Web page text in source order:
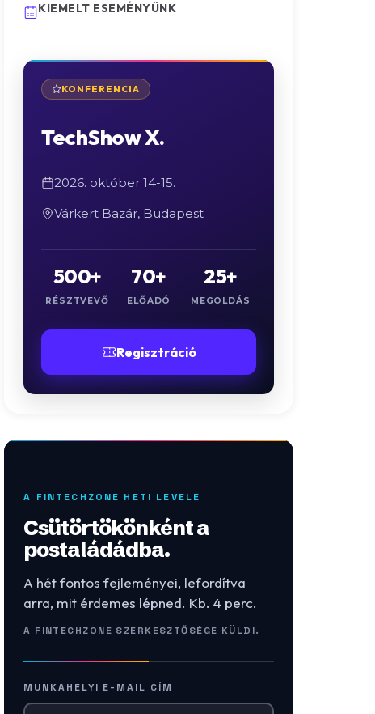
KIEMELT ESEMÉNYÜNK
KONFERENCIA
TechShow X.
2026. október 14-15.
Várkert Bazár, Budapest
500+
RÉSZTVEVŐ
70+
ELŐADÓ
25+
MEGOLDÁS
Regisztráció
A FINTECHZONE HETI LEVELE
Csütörtökönként a
postaládádba.
A hét fontos fejleményei, lefordítva
arra, mit érdemes lépned. Kb. 4 perc.
A FINTECHZONE SZERKESZTŐSÉGE KÜLDI.
MUNKAHELYI E-MAIL CÍM